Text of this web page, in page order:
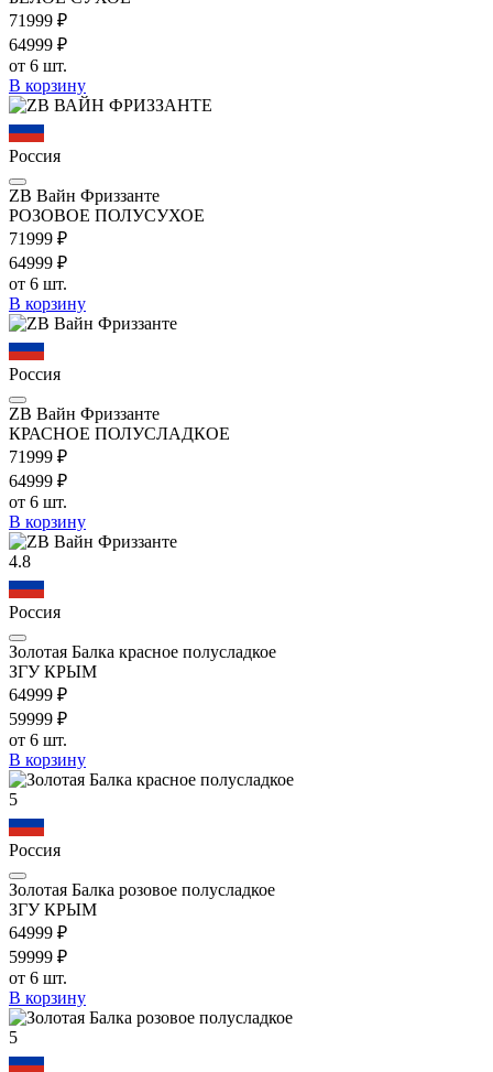
71999 ₽
64999 ₽
от 6 шт.
В корзину
Россия
ZB Вайн Фриззанте
РОЗОВОЕ ПОЛУСУХОЕ
71999 ₽
64999 ₽
от 6 шт.
В корзину
Россия
ZB Вайн Фриззанте
КРАСНОЕ ПОЛУСЛАДКОЕ
71999 ₽
64999 ₽
от 6 шт.
В корзину
4.8
Россия
Золотая Балка красное полусладкое
ЗГУ КРЫМ
64999 ₽
59999 ₽
от 6 шт.
В корзину
5
Россия
Золотая Балка розовое полусладкое
ЗГУ КРЫМ
64999 ₽
59999 ₽
от 6 шт.
В корзину
5